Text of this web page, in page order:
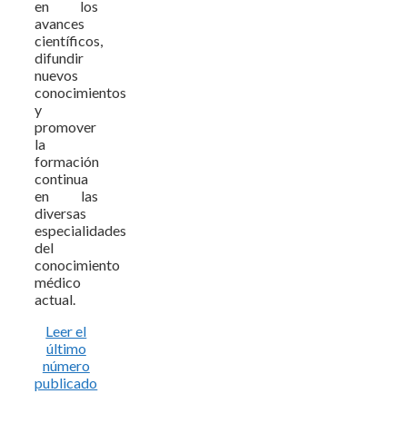
en los
avances
científicos,
difundir
nuevos
conocimientos
y
promover
la
formación
continua
en las
diversas
especialidades
del
conocimiento
médico
actual.
Leer el
último
número
publicado